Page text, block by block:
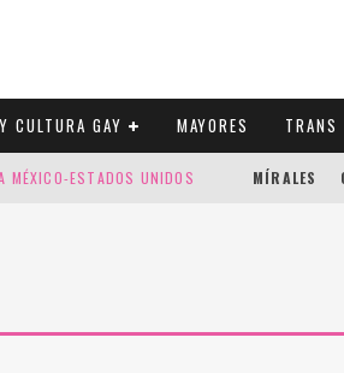
CULTURA GAY MAYORES TRANS
MÉXICO-ESTADOS UNIDOS MÍRALES